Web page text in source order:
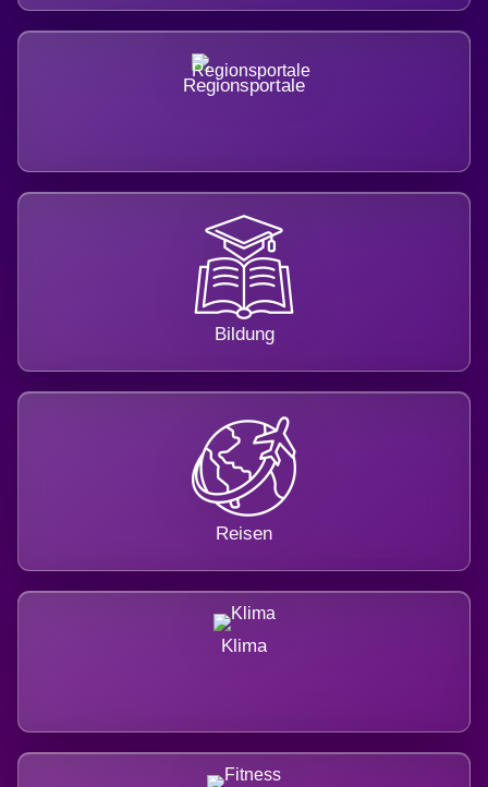
Regionsportale
Bildung
Reisen
Klima